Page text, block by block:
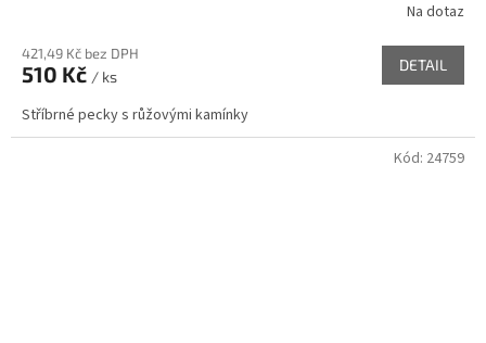
Na dotaz
421,49 Kč bez DPH
510 Kč / ks
DETAIL
Stříbrné pecky s růžovými kamínky
Kód: 24759